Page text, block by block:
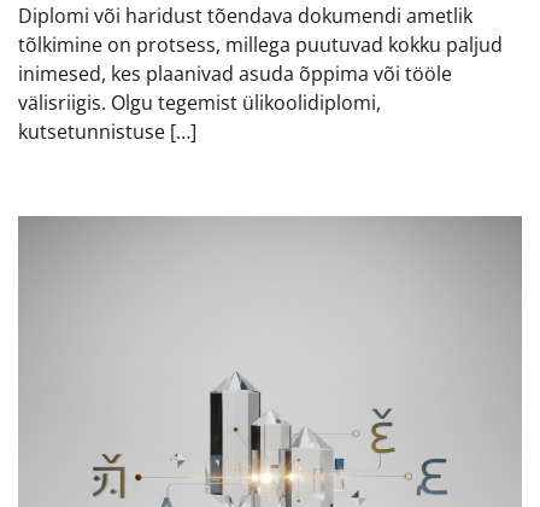
Diplomi või haridust tõendava dokumendi ametlik
tõlkimine on protsess, millega puutuvad kokku paljud
inimesed, kes plaanivad asuda õppima või tööle
välisriigis. Olgu tegemist ülikoolidiplomi,
kutsetunnistuse […]